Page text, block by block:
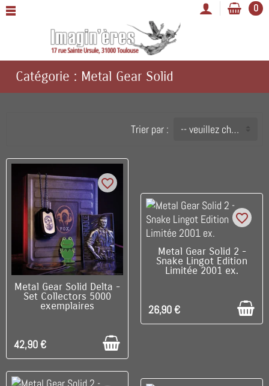
0
Catégorie : Metal Gear Solid
Trier par : -- veuillez choisir --
C'EST LE DERNIER !
favorite_border
Metal Gear Solid Delta -
Set Collectors 5000
exemplaires
42,90 €
C'EST LE DERNIER !
favorite_border
Metal Gear Solid 2 -
Snake Lingot Edition
Limitée 2001 ex.
26,90 €